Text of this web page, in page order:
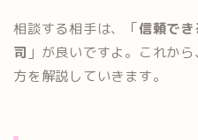
相談する相手は、「信頼で
司 」が良いですよ。これか
方を解説していきます。